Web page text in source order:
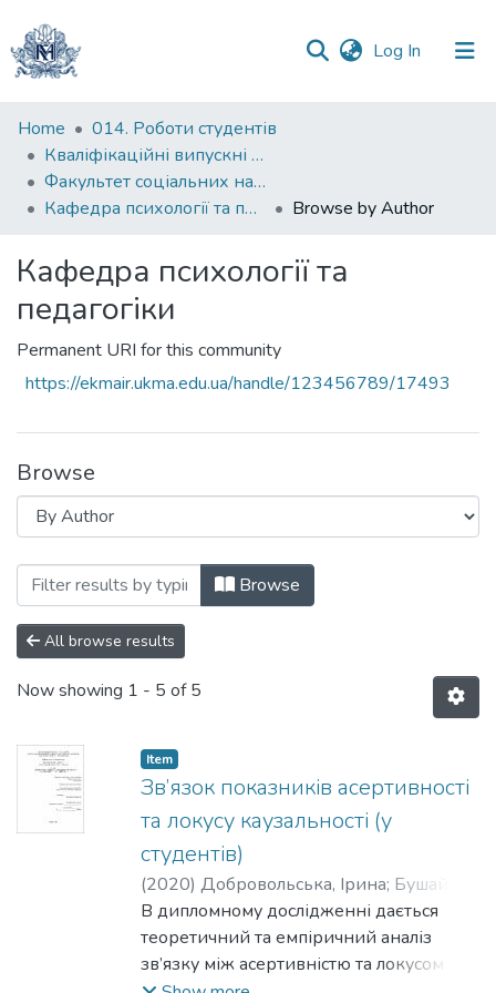
Log In (current)
Communities
&
Collections
All of DSpace
Home
014. Роботи студентів
Кваліфікаційні випускні роботи здобувачів вищої освіти бакалаврських програм
Факультет соціальних наук і соціальних технологій
Кафедра психології та педагогіки
Browse by Author
Кафедра психології та
педагогіки
Permanent URI for this community
https://ekmair.ukma.edu.ua/handle/123456789/17493
Browse
Browsing Кафедра психології та
Browse
All browse results
Now showing 1 - 5 of 5
Item
Зв’язок показників асертивності
та локусу каузальності (у
студентів)
(2020) Добровольська, Ірина; Бушай,
Ігор
В дипломному дослідженні дається
теоретичний та емпіричний аналіз
зв’язку між асертивністю та локусом